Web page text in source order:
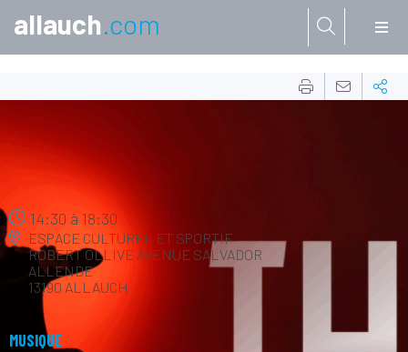
allauch.com
14:30 à18:30
ESPACE CULTUREL ET SPORTIF
ROBERT OLLIVE AVENUE SALVADOR
ALLENDE
13190 ALLAUCH
MUSIQUE